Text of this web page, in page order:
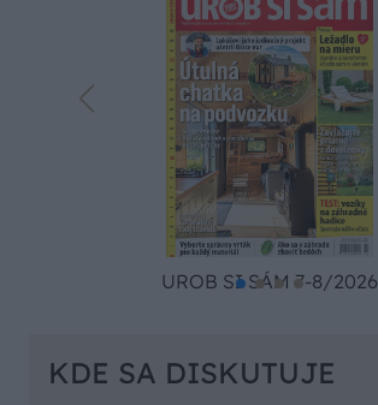
UROB SI SÁM 7-8/2026
KDE SA DISKUTUJE